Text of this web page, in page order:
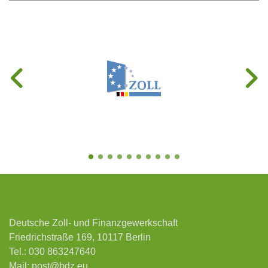
Deutsche Zoll- und Finanzgewerkschaft
Friedrichstraße 169, 10117 Berlin
Tel.: 030 863247640
Mail: post@bdz.eu